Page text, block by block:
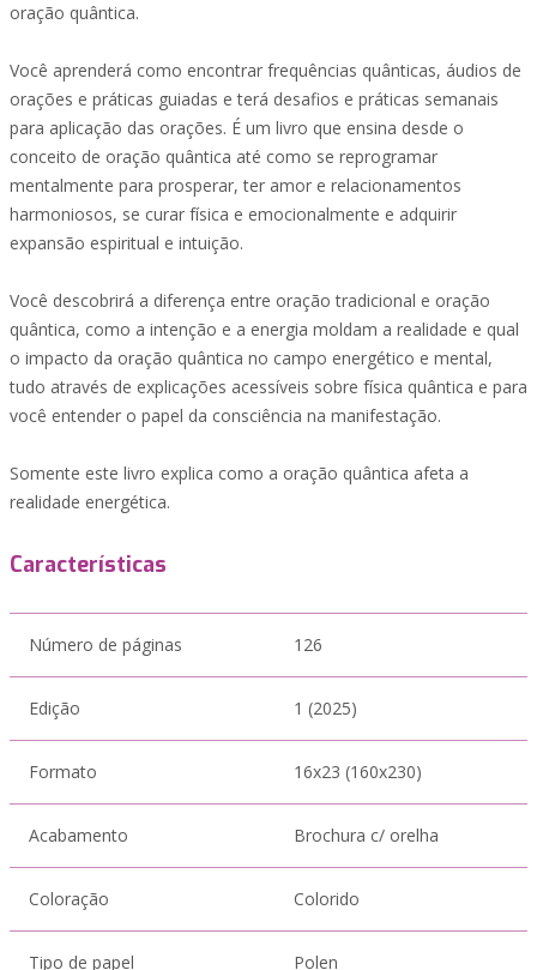
oração quântica.
Você aprenderá como encontrar frequências quânticas, áudios de
orações e práticas guiadas e terá desafios e práticas semanais
para aplicação das orações. É um livro que ensina desde o
conceito de oração quântica até como se reprogramar
mentalmente para prosperar, ter amor e relacionamentos
harmoniosos, se curar física e emocionalmente e adquirir
expansão espiritual e intuição.
Você descobrirá a diferença entre oração tradicional e oração
quântica, como a intenção e a energia moldam a realidade e qual
o impacto da oração quântica no campo energético e mental,
tudo através de explicações acessíveis sobre física quântica e para
você entender o papel da consciência na manifestação.
Somente este livro explica como a oração quântica afeta a
realidade energética.
Características
Número de páginas 126
Edição 1 (2025)
Formato 16x23 (160x230)
Acabamento Brochura c/ orelha
Coloração Colorido
Tipo de papel Polen